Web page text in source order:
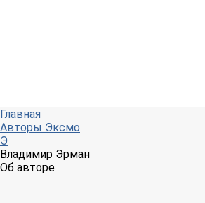
Главная
Авторы Эксмо
Э
Владимир Эрман
Об авторе